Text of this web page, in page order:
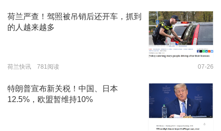
荷兰严查！驾照被吊销后还开车，抓到
的人越来越多
荷兰快讯 781阅读 07-26
特朗普宣布新关税！中国、日本
12.5%，欧盟暂维持10%